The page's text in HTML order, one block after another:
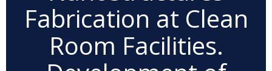
Fabrication at Clean
Room Facilities.